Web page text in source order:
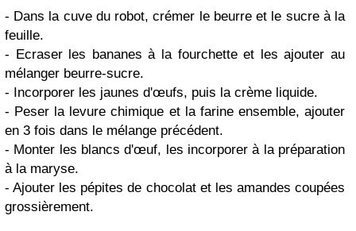
- Dans la cuve du robot, crémer le beurre et le sucre à la
feuille.
- Ecraser les bananes à la fourchette et les ajouter au
mélanger beurre-sucre.
- Incorporer les jaunes d'œufs, puis la crème liquide.
- Peser la levure chimique et la farine ensemble, ajouter
en 3 fois dans le mélange précédent.
- Monter les blancs d'œuf, les incorporer à la préparation
à la maryse.
- Ajouter les pépites de chocolat et les amandes coupées
grossièrement.